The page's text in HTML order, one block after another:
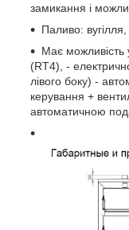
замикання і
Паливо:
Має можливість
(RT4), -
лівого боку) -
керування +
автоматичною